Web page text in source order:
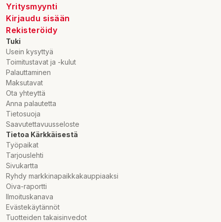
Yritysmyynti
Kirjaudu sisään
Rekisteröidy
Tuki
Usein kysyttyä
Toimitustavat ja -kulut
Palauttaminen
Maksutavat
Ota yhteyttä
Anna palautetta
Tietosuoja
Saavutettavuusseloste
Tietoa Kärkkäisestä
Työpaikat
Tarjouslehti
Sivukartta
Ryhdy markkinapaikkakauppiaaksi
Oiva-raportti
Ilmoituskanava
Evästekäytännöt
Tuotteiden takaisinvedot